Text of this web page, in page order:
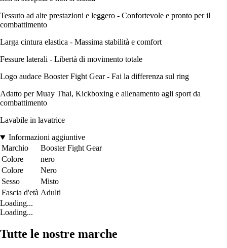
Tessuto ad alte prestazioni e leggero - Confortevole e pronto per il
combattimento
Larga cintura elastica - Massima stabilità e comfort
Fessure laterali - Libertà di movimento totale
Logo audace Booster Fight Gear - Fai la differenza sul ring
Adatto per Muay Thai, Kickboxing e allenamento agli sport da
combattimento
Lavabile in lavatrice
Informazioni aggiuntive
Marchio
Booster Fight Gear
Colore
nero
Colore
Nero
Sesso
Misto
Fascia d'età Adulti
Loading...
Loading...
Tutte le nostre marche